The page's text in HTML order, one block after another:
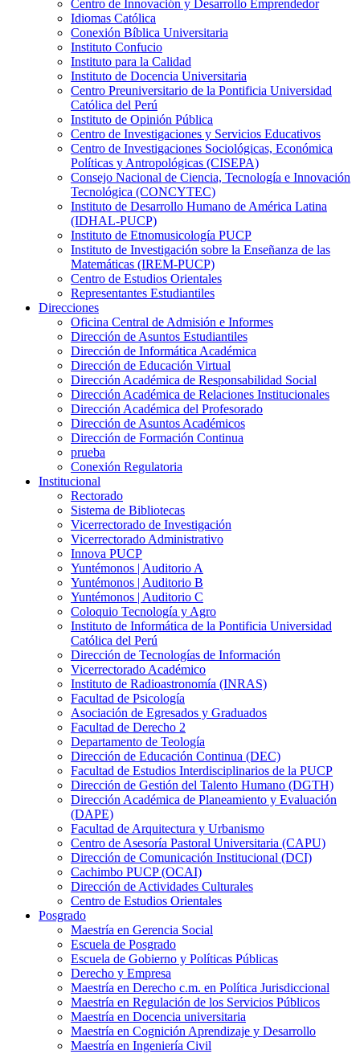
Centro de Innovación y Desarrollo Emprendedor
Idiomas Católica
Conexión Bíblica Universitaria
Instituto Confucio
Instituto para la Calidad
Instituto de Docencia Universitaria
Centro Preuniversitario de la Pontificia Universidad
Católica del Perú
Instituto de Opinión Pública
Centro de Investigaciones y Servicios Educativos
Centro de Investigaciones Sociológicas, Económica
Políticas y Antropológicas (CISEPA)
Consejo Nacional de Ciencia, Tecnología e Innovación
Tecnológica (CONCYTEC)
Instituto de Desarrollo Humano de América Latina
(IDHAL-PUCP)
Instituto de Etnomusicología PUCP
Instituto de Investigación sobre la Enseñanza de las
Matemáticas (IREM-PUCP)
Centro de Estudios Orientales
Representantes Estudiantiles
Direcciones
Oficina Central de Admisión e Informes
Dirección de Asuntos Estudiantiles
Dirección de Informática Académica
Dirección de Educación Virtual
Dirección Académica de Responsabilidad Social
Dirección Académica de Relaciones Institucionales
Dirección Académica del Profesorado
Dirección de Asuntos Académicos
Dirección de Formación Continua
prueba
Conexión Regulatoria
Institucional
Rectorado
Sistema de Bibliotecas
Vicerrectorado de Investigación
Vicerrectorado Administrativo
Innova PUCP
Yuntémonos | Auditorio A
Yuntémonos | Auditorio B
Yuntémonos | Auditorio C
Coloquio Tecnología y Agro
Instituto de Informática de la Pontificia Universidad
Católica del Perú
Dirección de Tecnologías de Información
Vicerrectorado Académico
Instituto de Radioastronomía (INRAS)
Facultad de Psicología
Asociación de Egresados y Graduados
Facultad de Derecho 2
Departamento de Teología
Dirección de Educación Continua (DEC)
Facultad de Estudios Interdisciplinarios de la PUCP
Dirección de Gestión del Talento Humano (DGTH)
Dirección Académica de Planeamiento y Evaluación
(DAPE)
Facultad de Arquitectura y Urbanismo
Centro de Asesoría Pastoral Universitaria (CAPU)
Dirección de Comunicación Institucional (DCI)
Cachimbo PUCP (OCAI)
Dirección de Actividades Culturales
Centro de Estudios Orientales
Posgrado
Maestría en Gerencia Social
Escuela de Posgrado
Escuela de Gobierno y Políticas Públicas
Derecho y Empresa
Maestría en Derecho c.m. en Política Jurisdiccional
Maestría en Regulación de los Servicios Públicos
Maestría en Docencia universitaria
Maestría en Cognición Aprendizaje y Desarrollo
Maestría en Ingeniería Civil